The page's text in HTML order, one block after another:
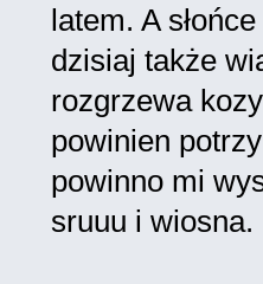
latem. A
dzisiaj także
rozgrzewa
powinien
powinno mi
sruuu i wiosna.